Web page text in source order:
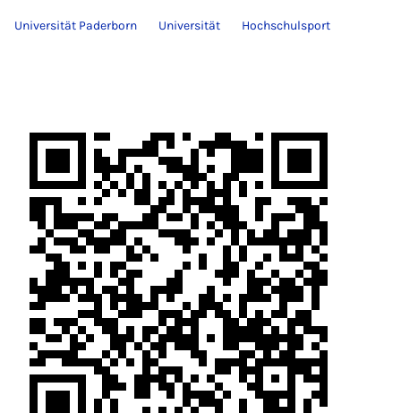
Universität Paderborn Universität Hochschulsport